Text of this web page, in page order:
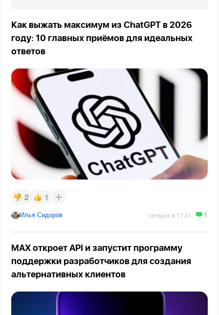
Как выжать максимум из ChatGPT в 2026
году: 10 главных приёмов для идеальных
ответов
2 1
Илья Сидоров сегодня в 17:41 1
MAX откроет API и запустит программу
поддержки разработчиков для создания
альтернативных клиентов